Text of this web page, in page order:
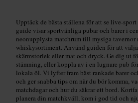
Upptäck de bästa ställena för att se live-
guide visar sportvänliga pubar och barer i
neonupplysta matchrum till mysiga tavernor
whiskysortiment. Använd guiden för att
skärmstorlek eller mat och dryck. Ge dig ut
stämning, eller koppla av i en lugnare pub
lokala öl. Vi lyfter fram bäst rankade barer
och ger snabba tips om när du bör komma,
matchdagar och hur du säkrar ett bord.
planera din matchkväll, kom i god tid och